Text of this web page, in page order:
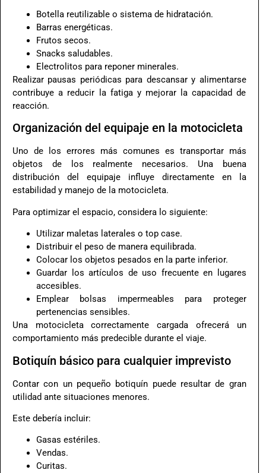
Botella reutilizable o sistema de hidratación.
Barras energéticas.
Frutos secos.
Snacks saludables.
Electrolitos para reponer minerales.
Realizar pausas periódicas para descansar y alimentarse
contribuye a reducir la fatiga y mejorar la capacidad de
reacción.
Organización del equipaje en la motocicleta
Uno de los errores más comunes es transportar más
objetos de los realmente necesarios. Una buena
distribución del equipaje influye directamente en la
estabilidad y manejo de la motocicleta.
Para optimizar el espacio, considera lo siguiente:
Utilizar maletas laterales o top case.
Distribuir el peso de manera equilibrada.
Colocar los objetos pesados en la parte inferior.
Guardar los artículos de uso frecuente en lugares
accesibles.
Emplear bolsas impermeables para proteger
pertenencias sensibles.
Una motocicleta correctamente cargada ofrecerá un
comportamiento más predecible durante el viaje.
Botiquín básico para cualquier imprevisto
Contar con un pequeño botiquín puede resultar de gran
utilidad ante situaciones menores.
Este debería incluir:
Gasas estériles.
Vendas.
Curitas.